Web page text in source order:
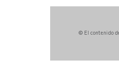
© El contenido